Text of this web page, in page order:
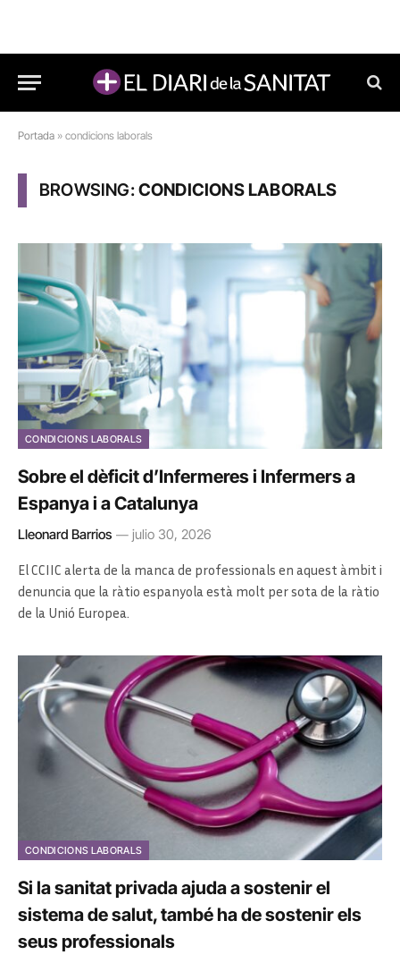
Portada » condicions laborals
BROWSING:CONDICIONS LABORALS
CONDICIONS LABORALS
Sobre el dèficit d’Infermeres i Infermers a
Espanya i a Catalunya
Lleonard Barrios julio 30, 2026
El CCIIC alerta de la manca de professionals en aquest àmbit i
denuncia que la ràtio espanyola està molt per sota de la ràtio
de la Unió Europea.
CONDICIONS LABORALS
Si la sanitat privada ajuda a sostenir el
sistema de salut, també ha de sostenir els
seus professionals